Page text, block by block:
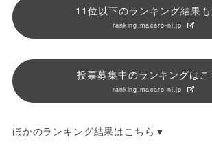
11位以下のランキング結果
ranking.macaro-ni.jp
投票募集中のランキングはこ
ranking.macaro-ni.jp
ほかのランキング結果はこちら▼